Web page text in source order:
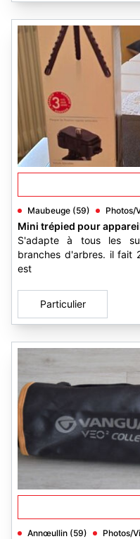
Maubeuge (59) Photos/
Mini trépied pour
S'adapte à tous les
branches d'arbres. il fait
est
Particulier
Annœullin (59) Photos/